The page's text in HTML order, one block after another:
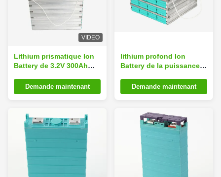
VIDEO
Lithium prismatique Ion
Battery de 3.2V 300Ah
Demande maintenant
lithium profond Ion
Battery de la puissance
160ahDemande maintenant